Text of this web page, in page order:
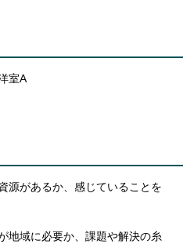
室A
源があるか、感じていることを
地域に必要か、課題や解決の糸